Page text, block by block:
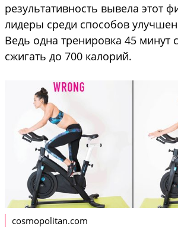
результативность вывела этот
лидеры среди способов
Ведь одна тренировка 45 минут
сжигать до 700 калорий.
cosmopolitan.com